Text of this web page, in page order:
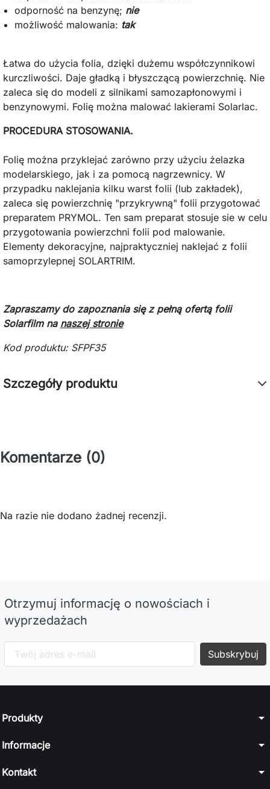
odporność na benzynę; nie
możliwość malowania: tak
Łatwa do użycia folia, dzięki dużemu współczynnikowi
kurczliwości. Daje gładką i błyszczącą powierzchnię. Nie
zaleca się do modeli z silnikami samozapłonowymi i
benzynowymi. Folię można malować lakierami Solarlac.
PROCEDURA STOSOWANIA.
Folię można przyklejać zarówno przy użyciu żelazka
modelarskiego, jak i za pomocą nagrzewnicy. W
przypadku naklejania kilku warst folii (lub zakładek),
zaleca się powierzchnię "przykrywną" folii przygotować
preparatem PRYMOL. Ten sam preparat stosuje sie w celu
przygotowania powierzchni folii pod malowanie.
Elementy dekoracyjne, najpraktyczniej naklejać z folii
samoprzylepnej SOLARTRIM.
Zapraszamy do zapoznania się z pełną ofertą folii
Solarfilm na naszej stronie
Kod produktu: SFPF35
Szczegóły produktu
Komentarze (0)
Na razie nie dodano żadnej recenzji.
Otrzymuj informację o nowościach i
wyprzedażach
Produkty arrow_drop_down
Informacje arrow_drop_down
Kontakt arrow_drop_down